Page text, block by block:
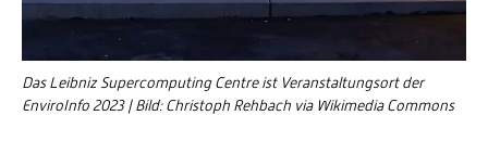
Das Leibniz Supercomputing Centre ist Veranstaltungsort der
EnviroInfo 2023 | Bild: Christoph Rehbach via Wikimedia Commons